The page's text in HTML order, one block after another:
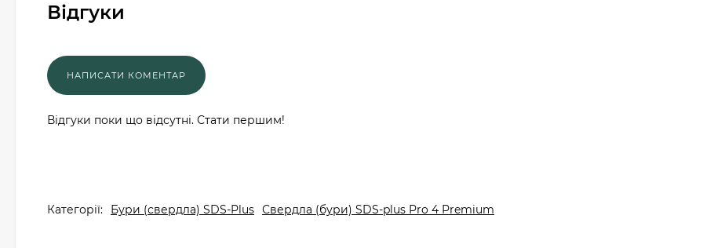
Відгуки
Відгуки поки що відсутні. Стати першим!
Категорії: Бури (свердла) SDS-Plus Свердла (бури) SDS-plus Pro 4 Premium